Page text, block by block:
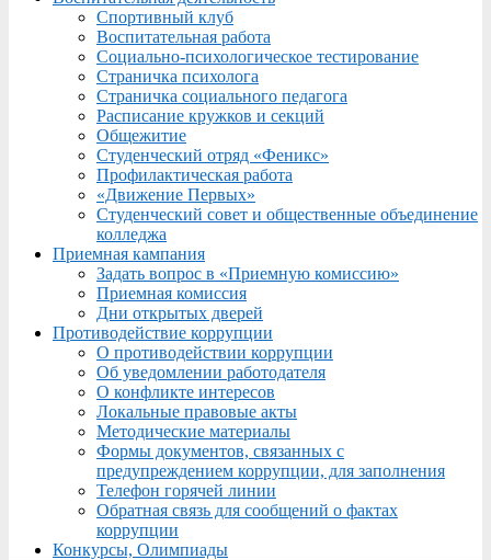
Спортивный клуб
Воспитательная работа
Социально-психологическое тестирование
Страничка психолога
Страничка социального педагога
Расписание кружков и секций
Общежитие
Студенческий отряд «Феникс»
Профилактическая работа
«Движение Первых»
Студенческий совет и общественные объединение
колледжа
Приемная кампания
Задать вопрос в «Приемную комиссию»
Приемная комиссия
Дни открытых дверей
Противодействие коррупции
О противодействии коррупции
Об уведомлении работодателя
О конфликте интересов
Локальные правовые акты
Методические материалы
Формы документов, связанных с
предупреждением коррупции, для заполнения
Телефон горячей линии
Обратная связь для сообщений о фактах
коррупции
Конкурсы, Олимпиады